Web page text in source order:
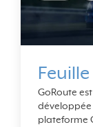
GoRoute
plateforme